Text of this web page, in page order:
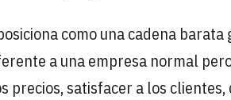
como una cadena
a una empresa normal
precios, satisfacer a los